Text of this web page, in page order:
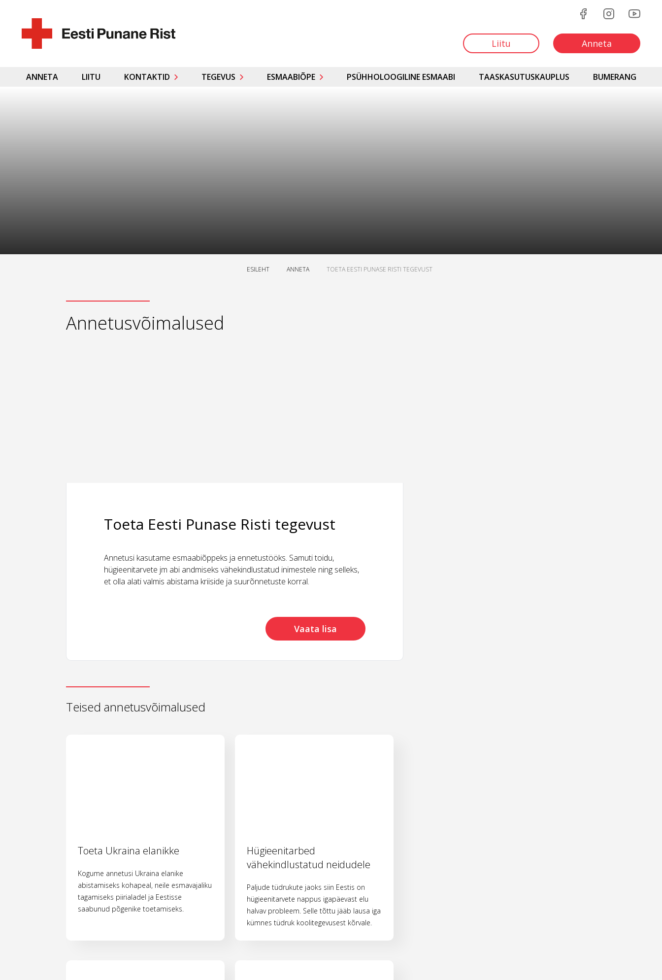
Liitu Anneta
ANNETA LIITU KONTAKTID TEGEVUS ESMAABIÕPE PSÜHHOLOOGILINE ESMAABI TAASKASUTUSKAUPLUS BUMERANG
ESILEHT ANNETA TOETA EESTI PUNASE RISTI TEGEVUST
Annetusvõimalused
Toeta Eesti Punase Risti tegevust
Annetusi kasutame esmaabiõppeks ja ennetustööks. Samuti toidu,
hügieenitarvete jm abi andmiseks vähekindlustatud inimestele ning selleks,
et olla alati valmis abistama kriiside ja suurõnnetuste korral.
Vaata lisa
Teised annetusvõimalused
Toeta Ukraina elanikke
Kogume annetusi Ukraina elanike
abistamiseks kohapeal, neile esmavajaliku
tagamiseks piirialadel ja Eestisse
saabunud põgenike toetamiseks.
Hügieenitarbed
vähekindlustatud neidudele
Paljude tüdrukute jaoks siin Eestis on
hügieenitarvete nappus igapäevast elu
halvav probleem. Selle tõttu jääb lausa iga
kümnes tüdruk koolitegevusest kõrvale.